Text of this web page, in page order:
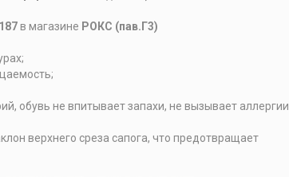
в магазине РОКС (пав.Г3)
обувь не впитывает запахи, не вызывает аллергии.
верхнего среза сапога, что предотвращает